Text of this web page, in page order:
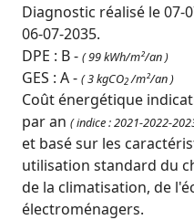
Diagnostic réalisé le 07-
06-07-2035.
DPE : B - ( 99 kWh/m²/an )
GES : A - ( 3 kgCO2/m²/an )
Coût énergétique
par an ( indice : 2021-2022-
et basé sur les
utilisation standard du
de la climatisation, de
électroménagers.